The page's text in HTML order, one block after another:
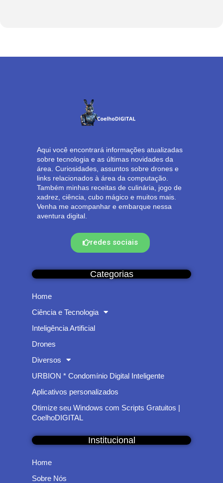
Aqui você encontrará informações atualizadas
sobre tecnologia e as últimas novidades da
área. Curiosidades, assuntos sobre drones e
links relacionados à área da computação.
Também minhas receitas de culinária, jogo de
xadrez, ciência, cubo mágico e muitos mais.
Venha me acompanhar e embarque nessa
aventura digital.
redes sociais
Categorias
Home
Ciência e Tecnologia
Inteligência Artificial
Drones
Diversos
URBION * Condomínio Digital Inteligente
Aplicativos personalizados
Otimize seu Windows com Scripts Gratuitos |
CoelhoDIGITAL
Institucional
Home
Sobre Nós